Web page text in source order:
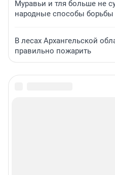
Муравьи и тля больше не
народные способы
В лесах Архангельской
правильно пожарить